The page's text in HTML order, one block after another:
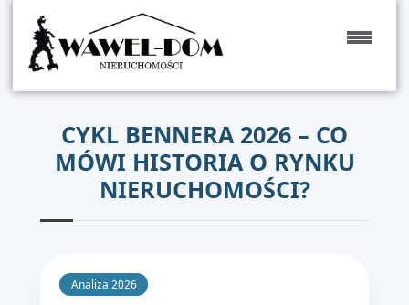
CYKL BENNERA 2026 – CO
MÓWI HISTORIA O RYNKU
NIERUCHOMOŚCI?
Analiza 2026